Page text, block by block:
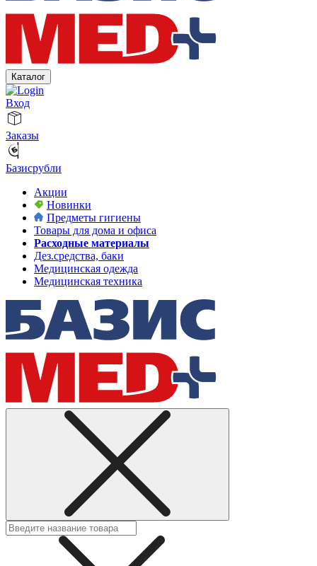
Каталог
Вход
Заказы
Базисрубли
Акции
Новинки
Предметы гигиены
Товары для дома и офиса
Расходные материалы
Дез.средства, баки
Медицинская одежда
Медицинская техника